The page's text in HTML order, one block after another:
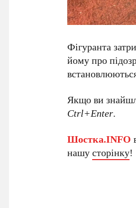
Фігуранта
йому про
Якщо ви
Ctrl+Enter.
Шостка.INFO
нашусторінку!